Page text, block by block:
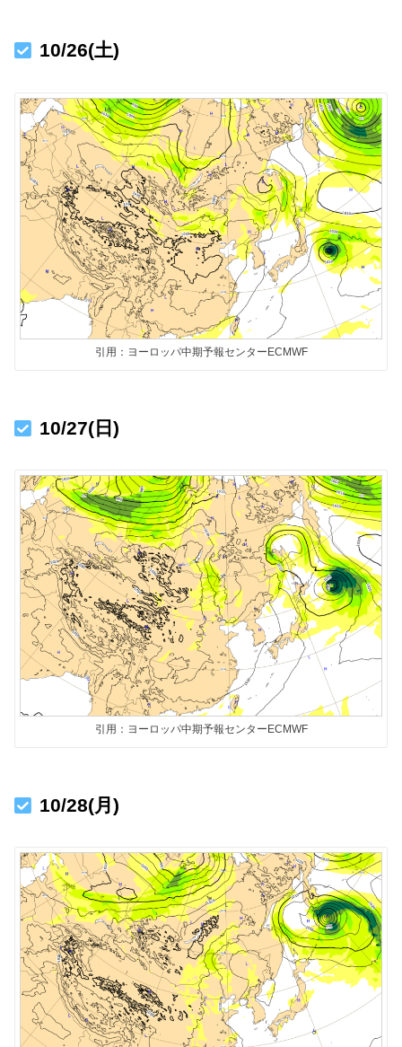
10/26(土)
引用：ヨーロッパ中期予報センターECMWF
10/27(日)
引用：ヨーロッパ中期予報センターECMWF
10/28(月)